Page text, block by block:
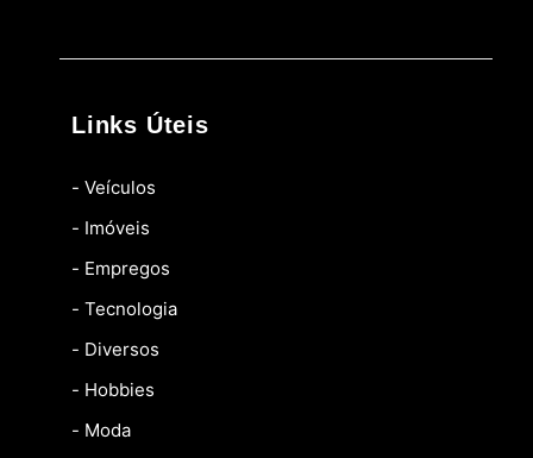
Links Úteis
- Veículos
- Imóveis
- Empregos
- Tecnologia
- Diversos
- Hobbies
- Moda